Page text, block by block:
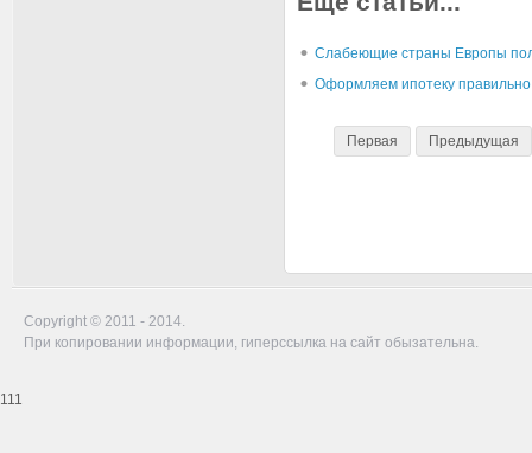
Слабеющие страны Европы
Оформляем ипотеку правильно
Первая Предыдущая
Copyright © 2011 - 2014.
При копировании информации, гиперссылка на сайт обызательна.
111